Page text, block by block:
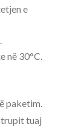
e
në 30°C.
paketim.
trupit tuaj